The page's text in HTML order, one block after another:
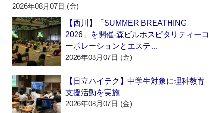
2026年08月07日 (金)
【西川】「SUMMER BREATHING
2026」を開催‐森ビルホスピタリティーコ
ーポレーションとエステ…
2026年08月07日 (金)
【日立ハイテク】中学生対象に理科教育
支援活動を実施
2026年08月07日 (金)